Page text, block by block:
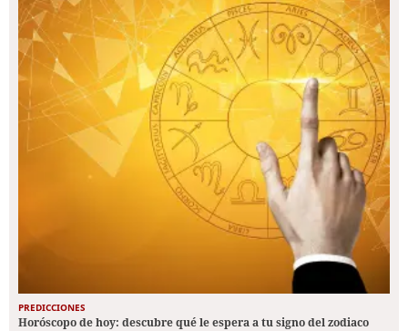
PREDICCIONES
Horóscopo de hoy: descubre qué le espera a tu signo del zodiaco